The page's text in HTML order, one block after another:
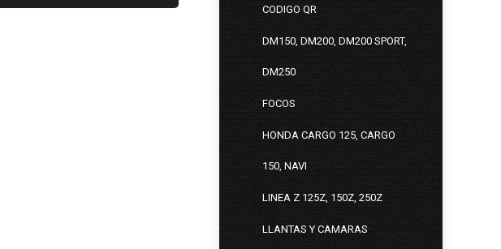
CODIGO QR
DM150, DM200, DM200 SPORT,
DM250
FOCOS
HONDA CARGO 125, CARGO
150, NAVI
LINEA Z 125Z, 150Z, 250Z
LLANTAS Y CAMARAS